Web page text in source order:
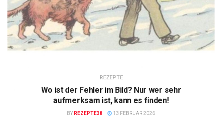
REZEPTE
Wo ist der Fehler im Bild? Nur wer sehr
aufmerksam ist, kann es finden!
BY REZEPTE38 13 FEBRUAR 2026